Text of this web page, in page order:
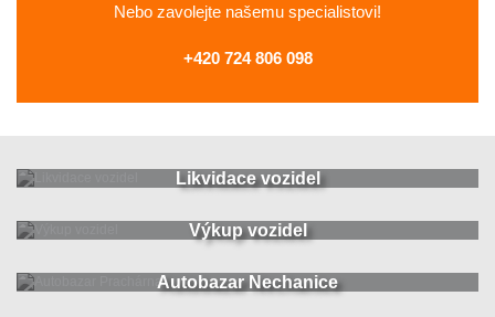
Nebo zavolejte našemu specialistovi!
+420 724 806 098
Likvidace vozidel
Výkup vozidel
Autobazar Nechanice